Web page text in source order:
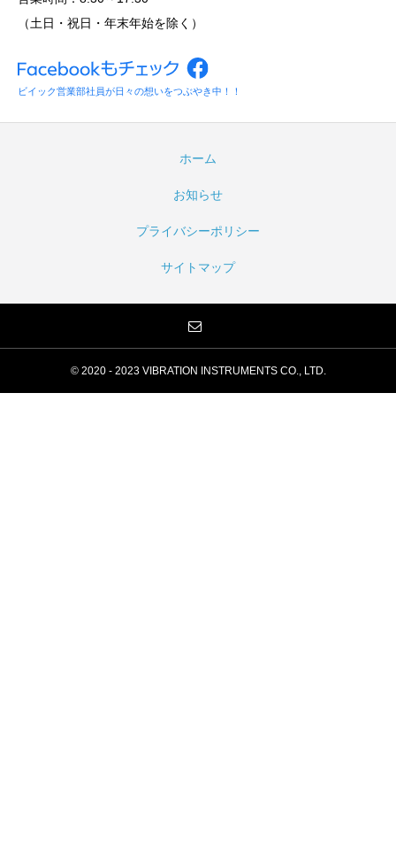
（土日・祝日・年末年始を除く）
ビイック営業部社員が日々の想いをつぶやき中！！
ホーム
お知らせ
プライバシーポリシー
サイトマップ
© 2020 - 2023 VIBRATION INSTRUMENTS CO., LTD.